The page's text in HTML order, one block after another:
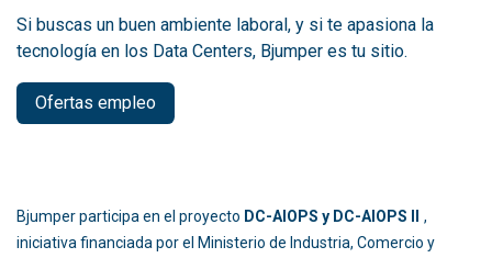
Si buscas un buen ambiente laboral, y si te apasiona la
tecnología en los Data Centers, Bjumper es tu sitio.
Ofertas empleo
Bjumper participa en el proyecto DC-AIOPS y DC-AIOPS II
,
iniciativa financiada por el Ministerio de Industria, Comercio y